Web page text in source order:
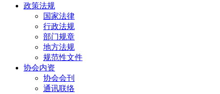
政策法规
国家法律
行政法规
部门规章
地方法规
规范性文件
协会内资
协会会刊
通讯联络